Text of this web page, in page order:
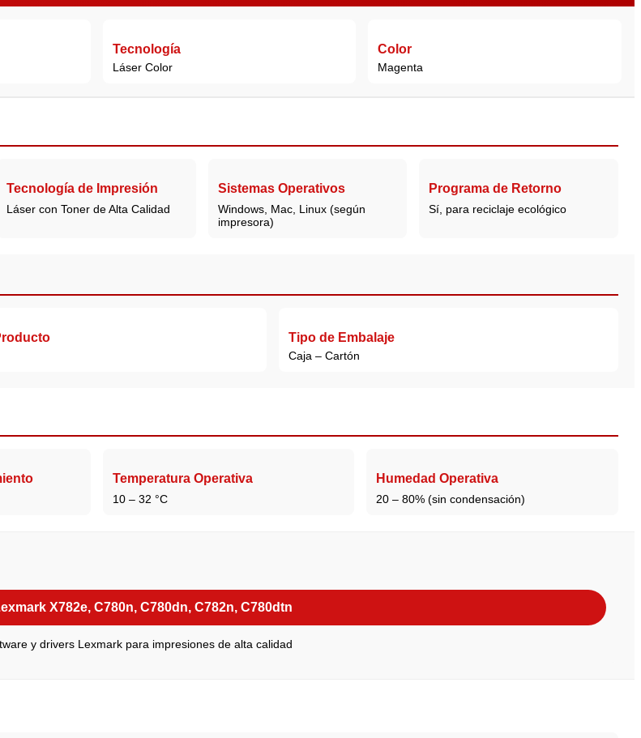
Tecnología
Láser Color
Color
Magenta
Tecnología de Impresión
Láser con Toner de Alta Calidad
Sistemas Operativos
Windows, Mac, Linux (según
impresora)
Programa de Retorno
Sí, para reciclaje ecológico
Tipo de Embalaje
Caja – Cartón
Temperatura Operativa
10 – 32 °C
Humedad Operativa
20 – 80% (sin condensación)
X782e, C780n, C780dn, C782n, C780dtn
y drivers Lexmark para impresiones de alta calidad